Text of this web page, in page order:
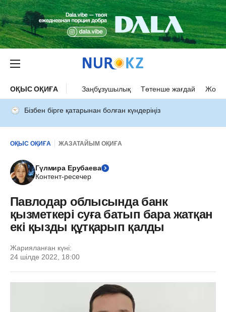
ОҚЫС ОҚИҒА Заңбұзушылық Төтенше жағдай Жол
Бізбен бірге қатарынан болған күндеріңіз
ОҚЫС ОҚИҒА ЖАЗАТАЙЫМ ОҚИҒА
Гүлмира Ерубаева
Контент-ресечер
Павлодар облысында банк
қызметкері суға батып бара жатқан
екі қызды құтқарып қалды
Жарияланған күні:
24 шілде 2022, 18:00